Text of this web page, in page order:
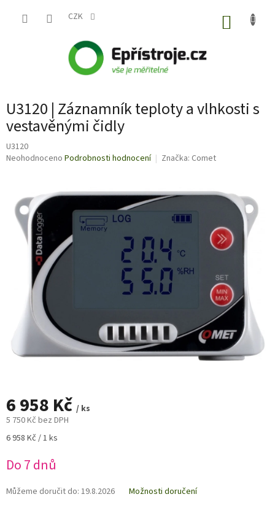
CZK
U3120 | Záznamník teploty a vlhkosti s
vestavěnými čidly
U3120
Průměrné
0,0
hvězdiček.
Neohodnoceno Podrobnosti hodnocení Značka: Comet
6 958 Kč / ks
5 750 Kč bez DPH
Měrná
6 958 Kč / 1 ks
Do 7 dnů
Můžeme doručit do: 19.8.2026 Možnosti doručení